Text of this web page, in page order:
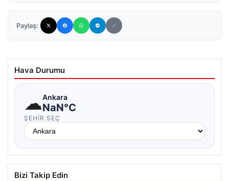
Paylaş:
Hava Durumu
☁Ankara
NaN°C
ŞEHIR SEÇ
Bizi Takip Edin